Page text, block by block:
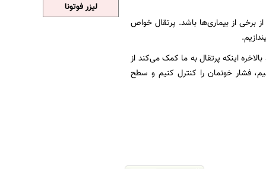
برخی از بیماری‌ها باشد. پرتقال خواص
اینکه پرتقال به ما کمک می‌کند از
فشار خونمان را کنترل کنیم و سطح
لیزر فوتونا